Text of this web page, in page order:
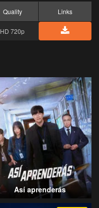
Quality Links
HD 720p
Así aprenderás